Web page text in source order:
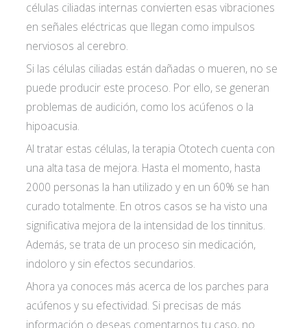
células ciliadas internas convierten esas vibraciones
en señales eléctricas que llegan como impulsos
nerviosos al cerebro.
Si las células ciliadas están dañadas o mueren, no se
puede producir este proceso. Por ello, se generan
problemas de audición, como los acúfenos o la
hipoacusia.
Al tratar estas células, la terapia Ototech cuenta con
una alta tasa de mejora. Hasta el momento, hasta
2000 personas la han utilizado y en un 60% se han
curado totalmente. En otros casos se ha visto una
significativa mejora de la intensidad de los tinnitus.
Además, se trata de un proceso sin medicación,
indoloro y sin efectos secundarios.
Ahora ya conoces más acerca de los parches para
acúfenos y su efectividad. ​​Si precisas de más
información o deseas comentarnos tu caso, no